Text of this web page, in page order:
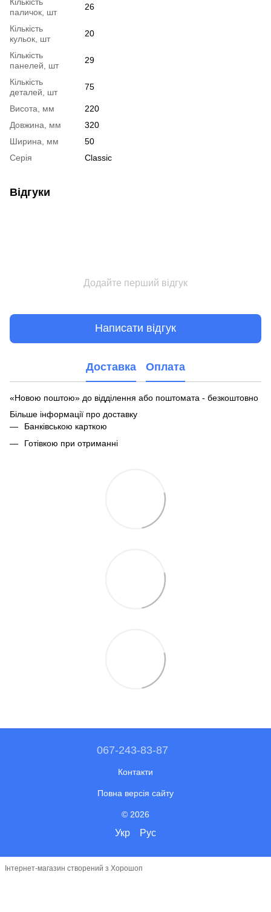
паличок, шт
26
Кількість
кульок, шт
20
Кількість
панелей, шт
29
Кількість
деталей, шт
75
Висота, мм
220
Довжина, мм
320
Ширина, мм
50
Серія
Classic
Відгуки
Додайте перший відгук
Написати відгук
Доставка Оплата
«Новою поштою» до відділення або поштомата - безкоштовно
Більше інформації про доставку
Банківською карткою
Готівкою при отриманні
067-243-83-87
Контакти
Повна версія сайту
© 2026
Укр Рус
Інтернет-магазин створений з Хорошоп